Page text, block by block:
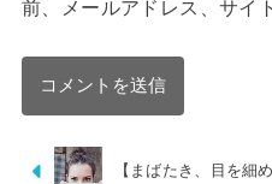
前、メールアドレス、サイ
【まばたき、目を細